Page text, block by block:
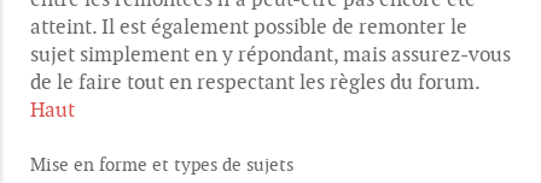
atteint. Il est également possible de remonter le
sujet simplement en y répondant, mais assurez-vous
de le faire tout en respectant les règles du forum.
Haut
Mise en forme et types de sujets